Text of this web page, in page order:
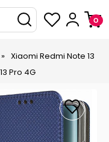
» Xiaomi Redmi Note 13
Pro 4G